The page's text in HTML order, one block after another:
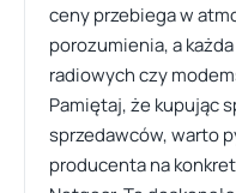
ceny przebiega w
porozumienia, a
radiowych czy
Pamiętaj, że kupując
sprzedawców, warto
producenta na